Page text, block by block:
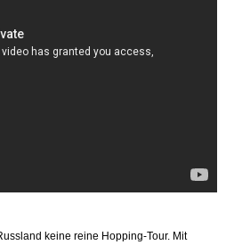
keine reine Hopping-Tour. Mit